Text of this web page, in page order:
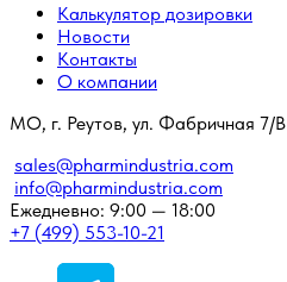
Калькулятор дозировки
Новости
Контакты
О компании
МО, г. Реутов, ул. Фабричная 7/В
sales@pharmindustria.com
info@pharmindustria.com
Ежедневно: 9:00 — 18:00
+7 (499) 553-10-21